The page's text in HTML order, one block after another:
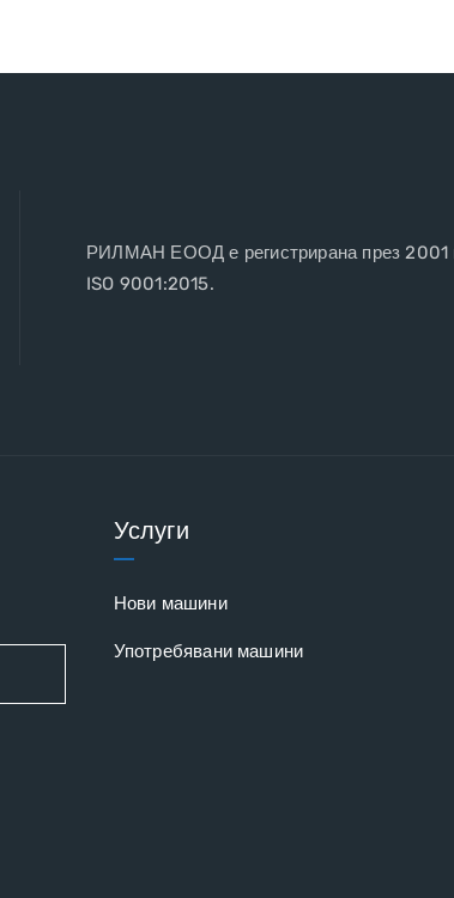
РИЛМАН ЕООД е регистрирана през 2001
ISO 9001:2015.
Услуги
Нови машини
Употребявани машини